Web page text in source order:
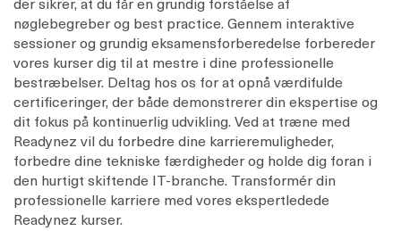
nøglebegreber og best practice. Gennem interaktive
sessioner og grundig eksamensforberedelse forbereder
vores kurser dig til at mestre i dine professionelle
bestræbelser. Deltag hos os for at opnå værdifulde
certificeringer, der både demonstrerer din ekspertise og
dit fokus på kontinuerlig udvikling. Ved at træne med
Readynez vil du forbedre dine karrieremuligheder,
forbedre dine tekniske færdigheder og holde dig foran i
den hurtigt skiftende IT-branche. Transformér din
professionelle karriere med vores ekspertledede
Readynez kurser.